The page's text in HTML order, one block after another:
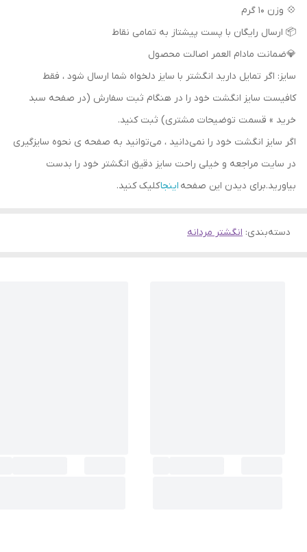
💠 وزن 10 گرم
📦 ارسال رایگان با پست پیشتاز به تمامی نقاط
💎ضمانت مادام العمر اصالت محصول
سایز: اگر تمایل دارید انگشتر با سایز دلخواه شما ارسال شود ، فقط
کافیست سایز انگشت خود را در هنگام ثبت سفارش (در صفحه سبد
خرید » قسمت توضیحات مشتری) ثبت کنید.
اگر سایز انگشت خود را نمی‌دانید ، می‌توانید به صفحه ی نحوه سایزگیری
در سایت مراجعه و خیلی راحت سایز دقیق انگشتر خود را بدست
بیاورید.برای دیدن این صفحه اینجاکلیک کنید.
دسته‌بندی: انگشتر مردانه